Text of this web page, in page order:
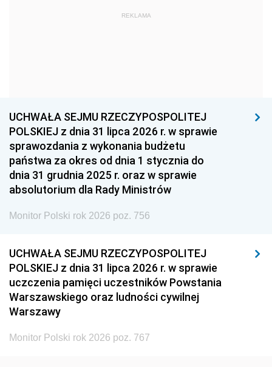
1968
1954 1953 1952
1951 1950
1948 1947 1946
1939 1938
REKLAMA
UCHWAŁA SEJMU RZECZYPOSPOLITEJ
POLSKIEJ z dnia 31 lipca 2026 r. w sprawie
sprawozdania z wykonania budżetu
państwa za okres od dnia 1 stycznia do
dnia 31 grudnia 2025 r. oraz w sprawie
absolutorium dla Rady Ministrów
Monitor Polski rok 2026 poz. 756
UCHWAŁA SEJMU RZECZYPOSPOLITEJ
POLSKIEJ z dnia 31 lipca 2026 r. w sprawie
uczczenia pamięci uczestników Powstania
Warszawskiego oraz ludności cywilnej
Warszawy
Monitor Polski rok 2026 poz. 767